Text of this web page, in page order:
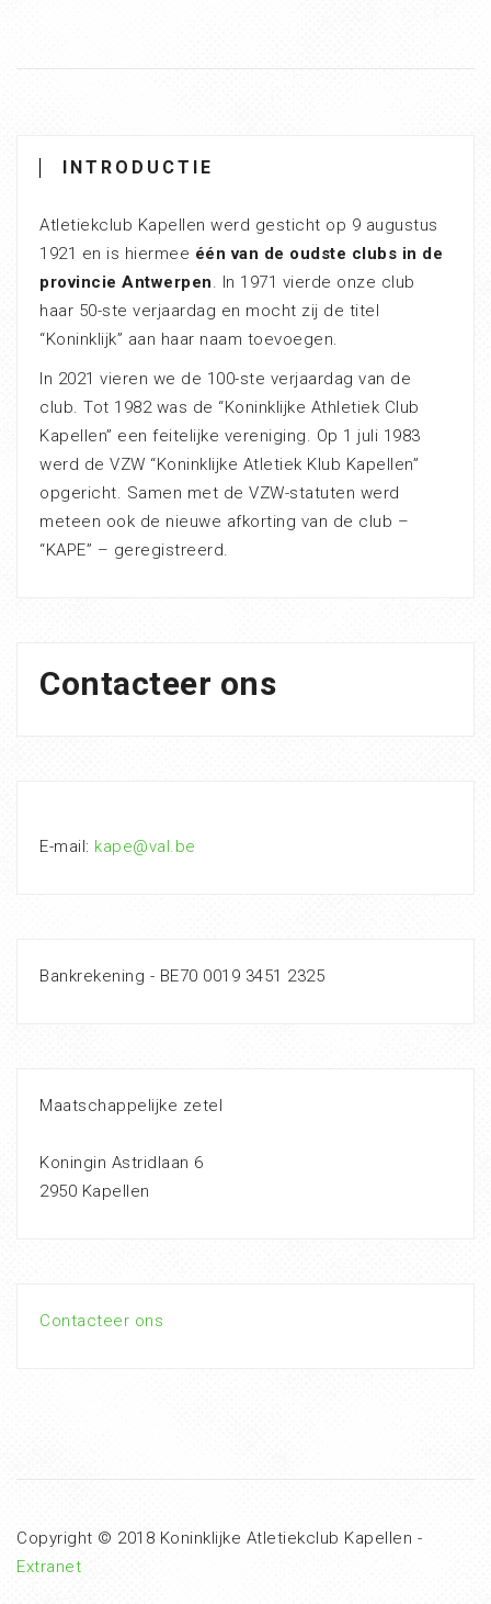
INTRODUCTIE
Atletiekclub Kapellen werd gesticht op 9 augustus
1921 en is hiermee één van de oudste clubs in de
provincie Antwerpen. In 1971 vierde onze club
haar 50-ste verjaardag en mocht zij de titel
“Koninklijk” aan haar naam toevoegen.
In 2021 vieren we de 100-ste verjaardag van de
club. Tot 1982 was de “Koninklijke Athletiek Club
Kapellen” een feitelijke vereniging. Op 1 juli 1983
werd de VZW “Koninklijke Atletiek Klub Kapellen”
opgericht. Samen met de VZW-statuten werd
meteen ook de nieuwe afkorting van de club –
“KAPE” – geregistreerd.
Contacteer ons
E-mail: kape@val.be
Bankrekening - BE70 0019 3451 2325
Maatschappelijke zetel
Koningin Astridlaan 6
2950 Kapellen
Contacteer ons
Copyright © 2018 Koninklijke Atletiekclub Kapellen -
Extranet